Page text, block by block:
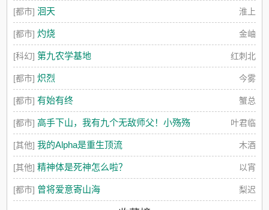
[都市]洄天 淮上
[都市]灼烧 金岫
[科幻] 第九农学基地 红刺北
[都市]炽烈 今雾
[都市]有始有终 蟹总
[都市]高手下山，我有九个无敌师父！小殇殇 叶君临
[其他]我的Alpha是重生顶流 木酒
[其他]精神体是死神怎么啦？ 以宵
[都市] 曾将爱意寄山海 梨迟